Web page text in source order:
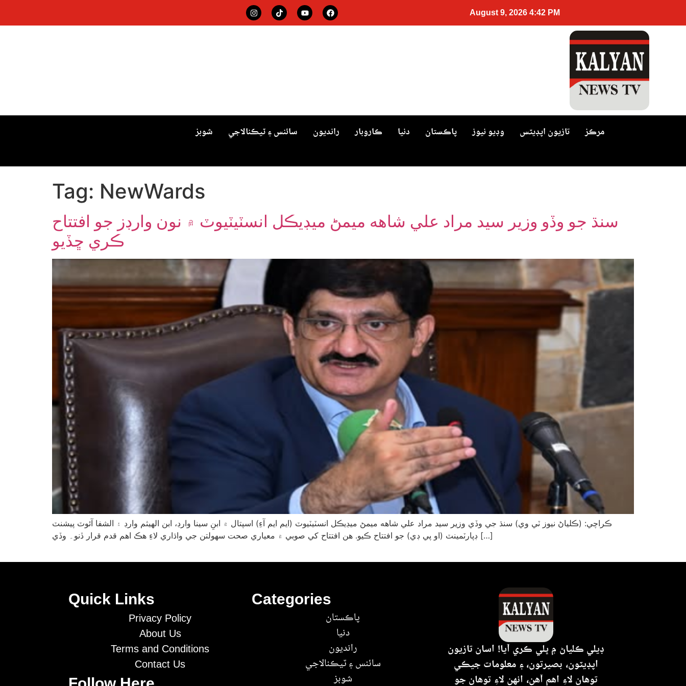
August 9, 2026 4:42 PM
شوبز سائنس ۽ ٽيڪنالاجي رانديون ڪاروبار دنيا پاڪستان وڊيو نيوز تازيون اپڊيٽس مرڪز
Tag: NewWards
سنڌ جو وڏو وزير سيد مراد علي شاهه ميمڻ ميڊيڪل انسٽيٽيوٽ ۾ نون وارڊز جو افتتاح
ڪري ڇڏيو
ڪراچي: (ڪلياڻ نيوز ٽي وي) سنڌ جي وڏي وزير سيد مراد علي شاهه ميمڻ ميڊيڪل انسٽيٽيوٽ (ايم ايم آءِ) اسپتال ۾ ابنِ سينا وارڊ، ابن الهيثم وارڊ ۽ الشفا آئوٽ پيشنٽ
ڊپارٽمينٽ (او پي ڊي) جو افتتاح ڪيو. هن افتتاح کي صوبي ۾ معياري صحت سهولتن جي واڌاري لاءِ هڪ اهم قدم قرار ڏنو۔ وڏي […]
Quick Links
Privacy Policy
About Us
Terms and Conditions
Contact Us
Categories
پاڪستان
دنيا
رانديون
سائنس ۽ ٽيڪنالاجي
شوبز
ڊيلي ڪلياڻ ۾ ڀلي ڪري آيا! اسان تازيون
اپڊيٽون، بصيرتون، ۽ معلومات جيڪي
توهان لاءِ اهم آهن، انهن لاءِ توهان جو